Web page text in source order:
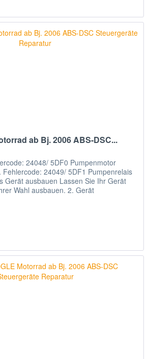
ab Bj. 2006 ABS-DSC...
24048/ 5DF0 Pumpenmotor
24049/ 5DF1 Pumpenrelais
Gerät ausbauen Lassen Sie Ihr Gerät
Wahl ausbauen. 2. Gerät